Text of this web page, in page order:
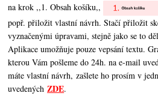
na krok ,,1. Obsah košíku,,
popř. přiložit vlastní návrh. Stačí přiložit
vyznačenými úpravami, stejně jako se to
Aplikace umožňuje pouze vepsání textu.
kterou Vám pošleme do 24h. na e-mail
máte vlastní návrh, zašlete ho prosím v
uvedenýchZDE.